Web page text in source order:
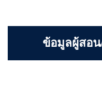
ข้อมูลผู้สอ